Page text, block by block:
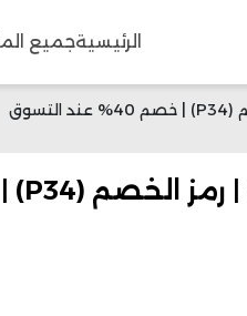
الرئيسيةجميع